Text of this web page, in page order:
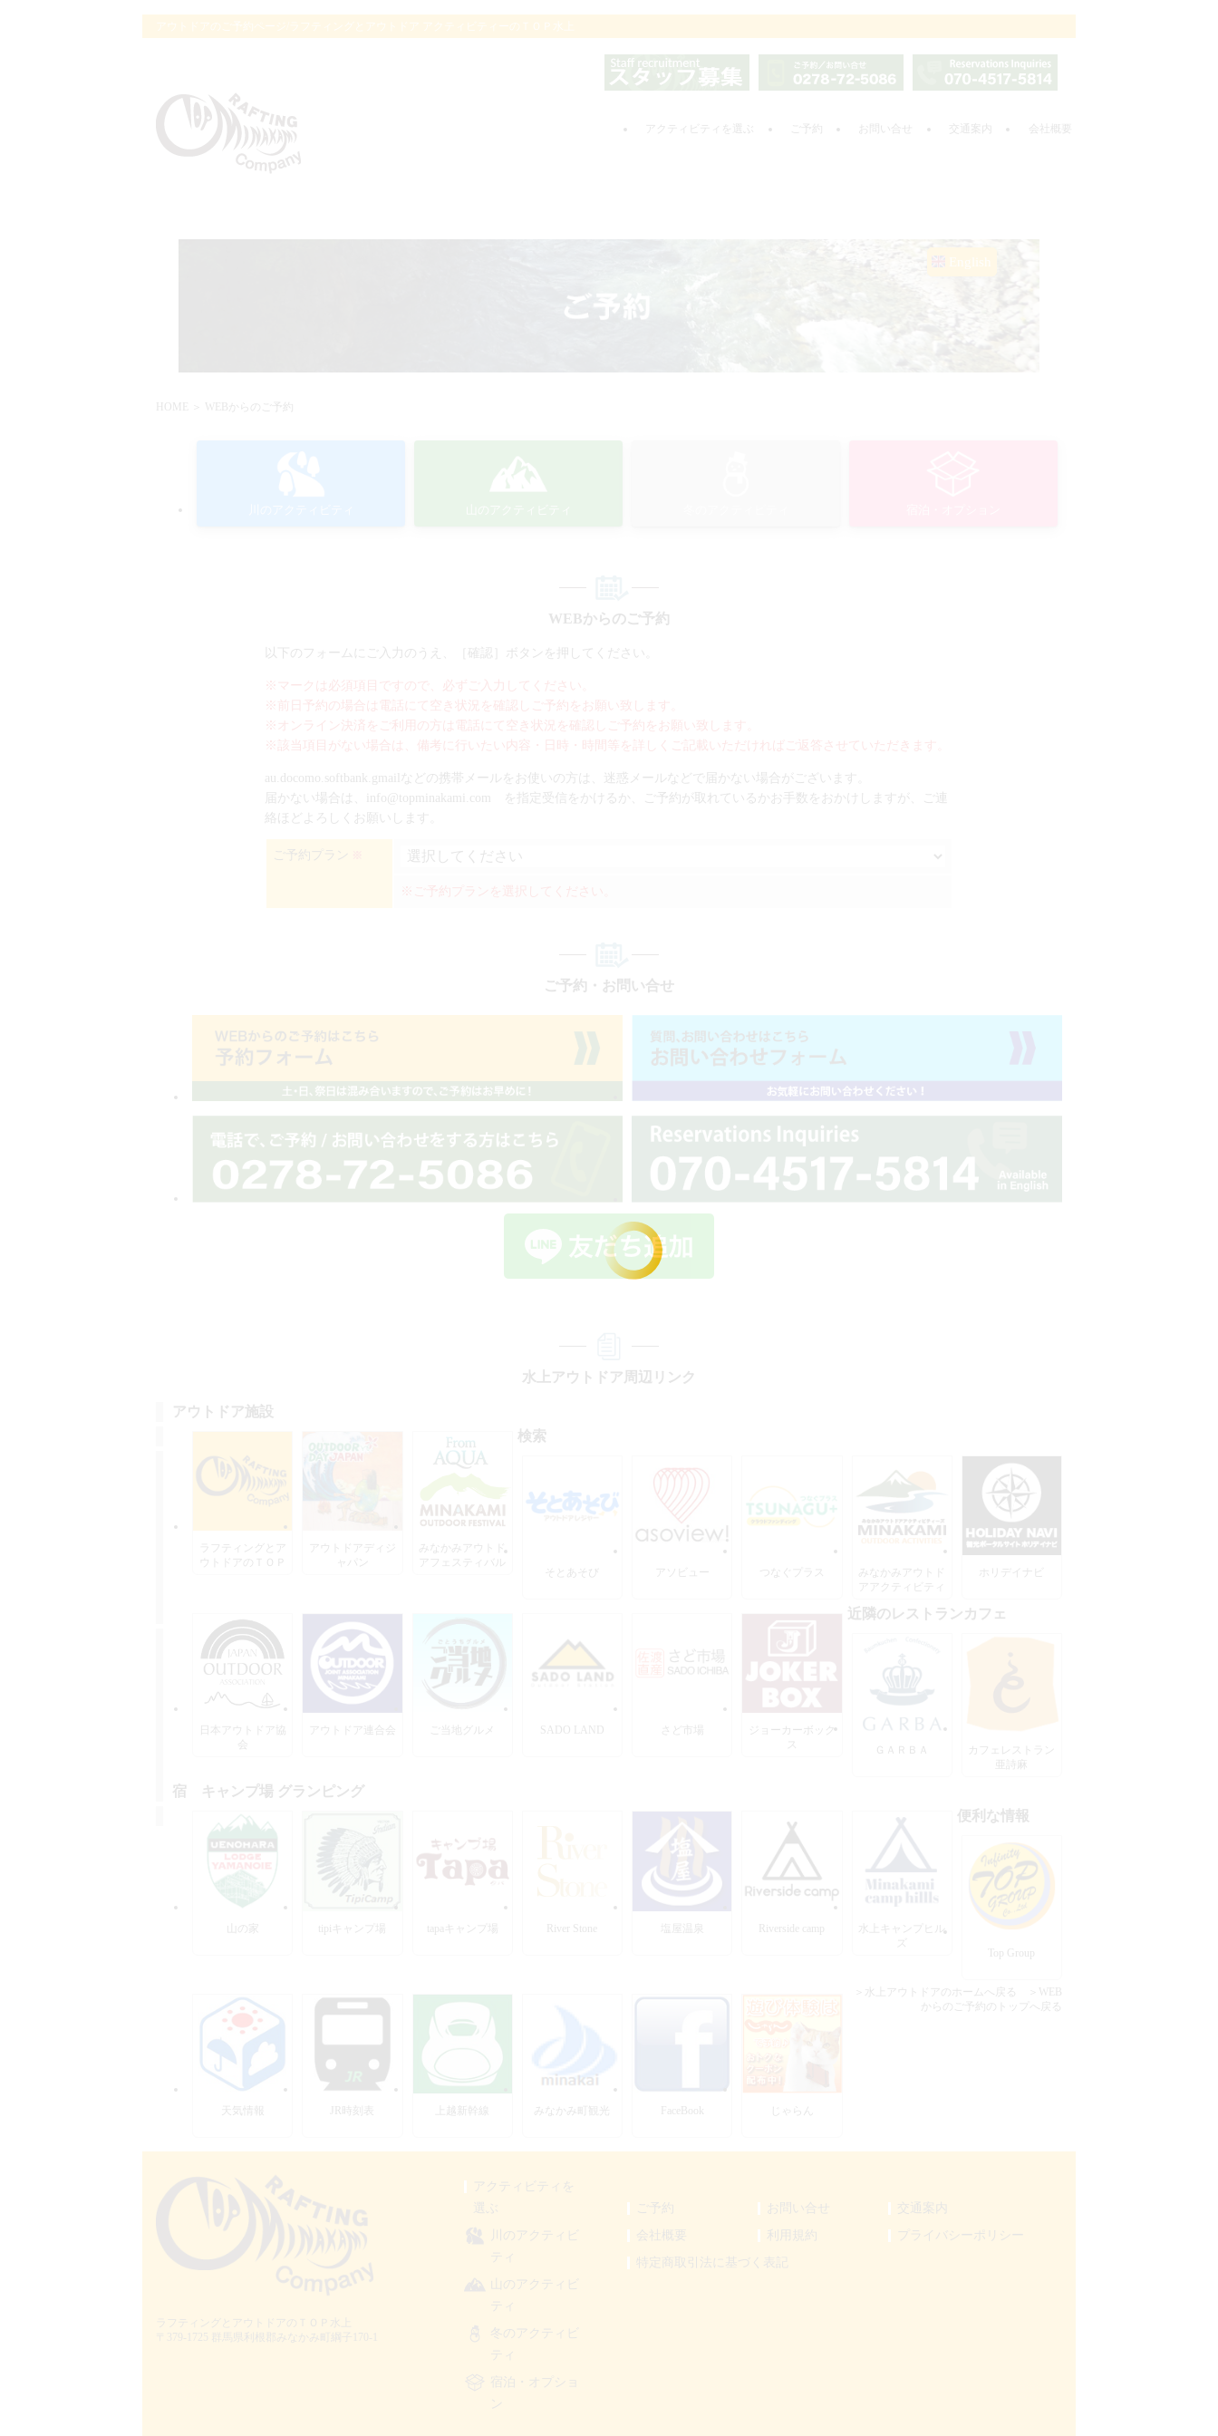
アウトドアのご予約ページ/ラフティングとアウトドア アクティビティーのＴＯＰ水上
アクティビティを選ぶ お問い合せ 交通案内 会社概要
English
HOME ＞ WEBからのご予約
WEBからのご予約
以下のフォームにご入力のうえ、［確認］ボタンを押してください。
※マークは必須項目ですので、必ずご入力してください。
※前日予約の場合は電話にて空き状況を確認しご予約をお願い致します。
※オンライン決済をご利用の方は電話にて空き状況を確認しご予約をお願い致します。
※該当項目がない場合は、備考に行いたい内容・日時・時間等を詳しくご記載いただければご返答させていただきます。
au.docomo.softbank.gmailなどの携帯メールをお使いの方は、迷惑メールなどで届かない場合がございます。
届かない場合は、info@topminakami.com を指定受信をかけるか、ご予約が取れているかお手数をおかけしますが、ご連
絡ほどよろしくお願いします。
ご予約プラン
※ご予約プランを選択してください。
ご予約・お問い合せ
水上アウトドア周辺リンク
アウトドア施設
ラフティングとア
ウトドアのＴＯＰ
アウトドアディジ
みなかみアウトド
アフェスティバル
検索
そとあそび アソビュー つなぐプラス
みなかみアウトド
アアクティビティ
ホリデイナビ
日本アウトドア協
会
アウトドア連合会 ご当地グルメ SADO LAND さど市場
ジョーカーボック
ス
近隣のレストランカフェ
ＧＡＲＢＡ
カフェレストラン
宿 キャンプ場 グランピング
山の家 tipiキャンプ場 tapaキャンプ場 River Stone 塩屋温泉 Riverside camp
水上キャンプヒル
便利な情報
Top Group
天気情報 JR時刻表 みなかみ町観光 FaceBook じゃらん
＞水上アウトドアのホームへ戻る
＞WEB
からのご予約のトップへ戻る
アクティビティを
川のアクティビ
ティ
山のアクティビ
ティ
冬のアクティビ
ティ
宿泊・オプショ
ン
ご予約 お問い合せ
交通案内
会社概要
利用規約
プライバシーポリシー
特定商取引法に基づく表記
ラフティングとアウトドアのＴＯＰ水上
〒379-1725
群馬県利根郡みなかみ町綱子170-1